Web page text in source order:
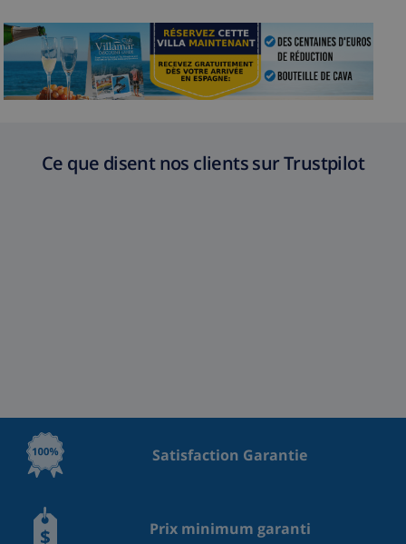
Ce que disent nos clients sur Trustpilot
Satisfaction Garantie
Prix minimum garanti